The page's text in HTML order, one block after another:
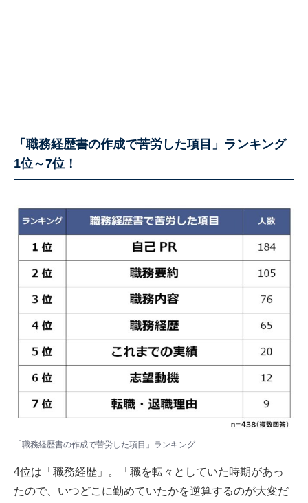
「職務経歴書の作成で苦労した項目」ランキング
1位～7位！
「職務経歴書の作成で苦労した項目」ランキング
4位は「職務経歴」。「職を転々としていた時期があっ
たので、いつどこに勤めていたかを逆算するのが大変だ